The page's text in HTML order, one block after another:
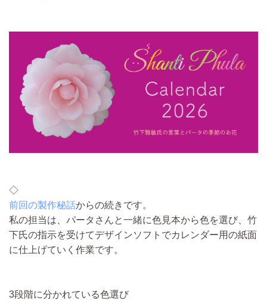
◇
前回の製作秘話からの続きです。
私の担当は、パータさんと一緒に色見本から色を選び、竹
下氏の指示を受けてデザインソフトでカレンダー用の紙面
に仕上げていく作業です。
3段階に分かれている色選び